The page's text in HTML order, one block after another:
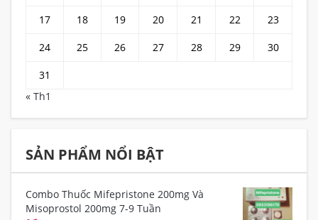
17 18 19 20 21 22 23
24 25 26 27 28 29 30
31
« Th1
SẢN PHẨM NỔI BẬT
Combo Thuốc Mifepristone 200mg Và
Misoprostol 200mg 7-9 Tuần